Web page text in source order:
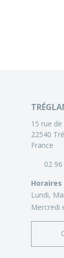
15 rue
22540
France
02
Lundi,
Mercredi